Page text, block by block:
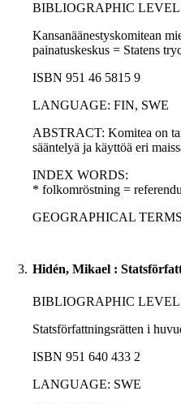
BIBLIOGRAPHIC
Kansanäänestyskomitean
painatuskeskus = Statens
ISBN 951 46 5815 9
LANGUAGE: FIN, SWE
ABSTRACT: Komitea on
sääntelyä ja käyttöä eri
INDEX WORDS:
* folkomröstning =
GEOGRAPHICAL
3. Hidén, Mikael :
BIBLIOGRAPHIC
Statsförfattningsrätten i
ISBN 951 640 433 2
LANGUAGE: SWE